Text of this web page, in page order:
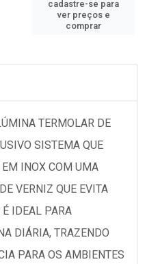
cadastre-se para
ver preços e
comprar
TERMOLAR DE
SISTEMA QUE
EM INOX COM UMA
VERNIZ QUE EVITA
IDEAL PARA
DIÁRIA, TRAZENDO
PARA OS AMBIENTES